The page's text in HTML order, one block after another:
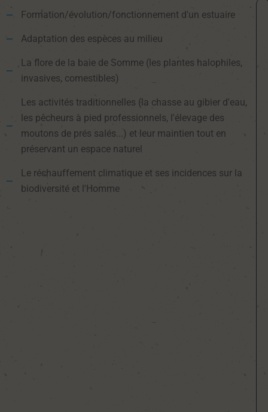
Formation/évolution/fonctionnement d'un estuaire
Adaptation des espèces au milieu
La flore de la baie de Somme (les plantes halophiles,
invasives, comestibles)
Les activités traditionnelles (la chasse au gibier d'eau,
les pêcheurs à pied professionnels, l'élevage des
moutons de prés salés...) et leur maintien tout en
préservant un espace naturel
Le réchauffement climatique et ses incidences sur la
biodiversité et l'Homme